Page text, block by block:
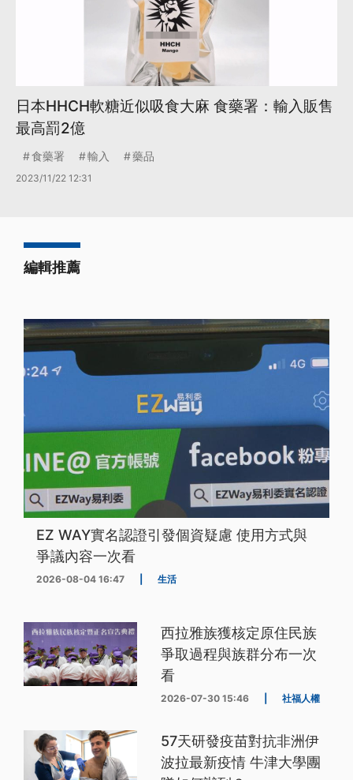
日本HHCH軟糖近似吸食大麻 食藥署：輸入販售
最高罰2億
食藥署 輸入 藥品
2023/11/22 12:31
編輯推薦
EZ WAY實名認證引發個資疑慮 使用方式與
爭議內容一次看
2026-08-04 16:47 生活
西拉雅族獲核定原住民族
爭取過程與族群分布一次
看
2026-07-30 15:46 社福人權
57天研發疫苗對抗非洲伊
波拉最新疫情 牛津大學團